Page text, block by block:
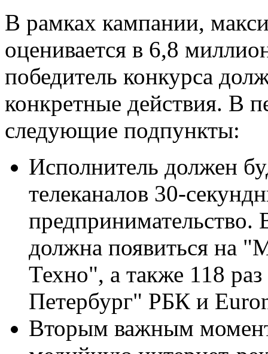
В рамках кампании,
оценивается в 6,8
победитель конкурса
конкретные действия. В
следующие подпункты:
Исполнитель должен
телеканалов 30-
предпринимательство.
должна появиться на
Техно", а также 118
Петербург" РБК и
Вторым важным